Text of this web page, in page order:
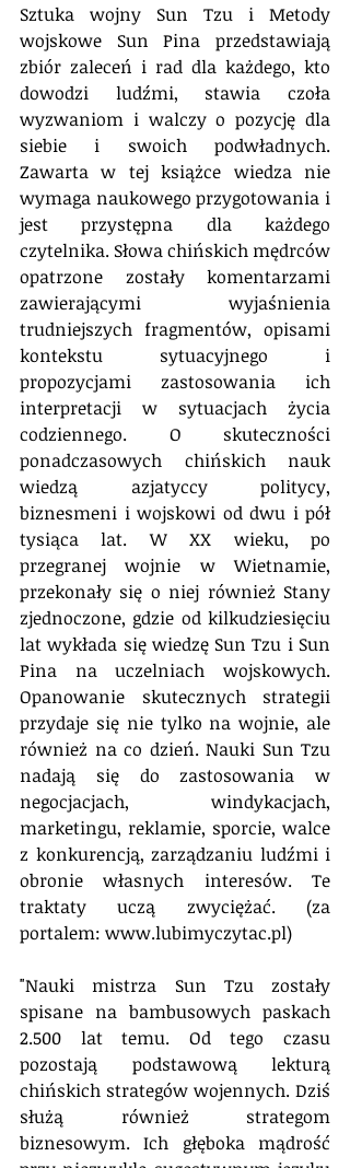
Sztuka wojny Sun Tzu i Metody
wojskowe Sun Pina przedstawiają
zbiór zaleceń i rad dla każdego, kto
dowodzi ludźmi, stawia czoła
wyzwaniom i walczy o pozycję dla
siebie i swoich podwładnych.
Zawarta w tej książce wiedza nie
wymaga naukowego przygotowania i
jest przystępna dla każdego
czytelnika. Słowa chińskich mędrców
opatrzone zostały komentarzami
zawierającymi wyjaśnienia
trudniejszych fragmentów, opisami
kontekstu sytuacyjnego i
propozycjami zastosowania ich
interpretacji w sytuacjach życia
codziennego. O skuteczności
ponadczasowych chińskich nauk
wiedzą azjatyccy politycy,
biznesmeni i wojskowi od dwu i pół
tysiąca lat. W XX wieku, po
przegranej wojnie w Wietnamie,
przekonały się o niej również Stany
zjednoczone, gdzie od kilkudziesięciu
lat wykłada się wiedzę Sun Tzu i Sun
Pina na uczelniach wojskowych.
Opanowanie skutecznych strategii
przydaje się nie tylko na wojnie, ale
również na co dzień. Nauki Sun Tzu
nadają się do zastosowania w
negocjacjach, windykacjach,
marketingu, reklamie, sporcie, walce
z konkurencją, zarządzaniu ludźmi i
obronie własnych interesów. Te
traktaty uczą zwyciężać. (za
portalem: www.lubimyczytac.pl)
"Nauki mistrza Sun Tzu zostały
spisane na bambusowych paskach
2.500 lat temu. Od tego czasu
pozostają podstawową lekturą
chińskich strategów wojennych. Dziś
służą również strategom
biznesowym. Ich głęboka mądrość